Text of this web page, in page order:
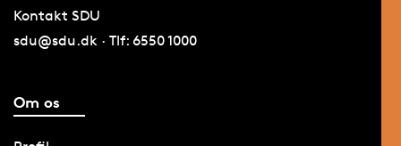
Kontakt SDU
sdu@sdu.dk · Tlf: 6550 1000
Om os